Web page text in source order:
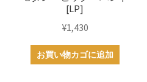
[LP]
¥1,430
お買い物カゴに追加